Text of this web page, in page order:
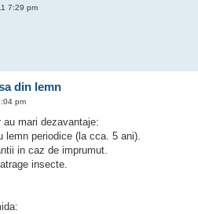
7:29 pm
din lemn
pm
au mari dezavantaje:
lemn periodice (la cca. 5 ani).
in caz de imprumut.
insecte.